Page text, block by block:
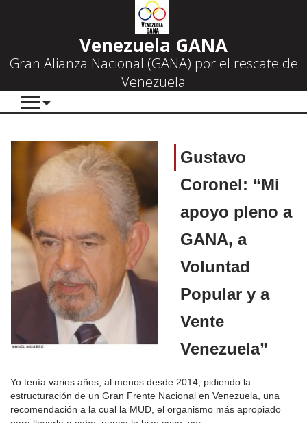
Venezuela GANA
Gran Alianza Nacional (GANA) por el rescate de
Venezuela
Gustavo
Coronel: “Mi
apoyo pleno a
GANA, a
Voluntad
Popular y a
Vente
Venezuela”
Yo tenía varios años, al menos desde 2014, pidiendo la
estructuración de un Gran Frente Nacional en Venezuela, una
recomendación a la cual la MUD, el organismo más apropiado